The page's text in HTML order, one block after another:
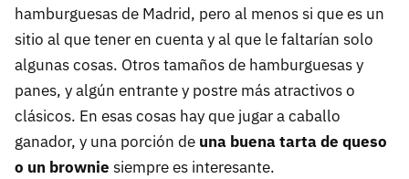
hamburguesas de Madrid, pero al menos si que es un
sitio al que tener en cuenta y al que le faltarían solo
algunas cosas. Otros tamaños de hamburguesas y
panes, y algún entrante y postre más atractivos o
clásicos. En esas cosas hay que jugar a caballo
ganador, y una porción de una buena tarta de queso
o un brownie siempre es interesante.